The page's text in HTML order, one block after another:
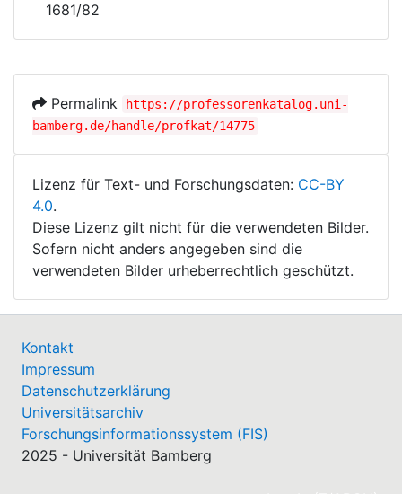
1681/82
Permalink
https://professorenkatalog.uni-
bamberg.de/handle/profkat/14775
Lizenz für Text- und Forschungsdaten: CC-BY
4.0.
Diese Lizenz gilt nicht für die verwendeten Bilder.
Sofern nicht anders angegeben sind die
verwendeten Bilder urheberrechtlich geschützt.
Kontakt
Impressum
Datenschutzerklärung
Universitätsarchiv
Forschungsinformationssystem (FIS)
2025 - Universität Bamberg